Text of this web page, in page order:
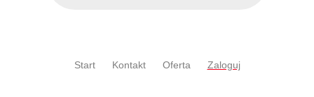
Start Kontakt Oferta Zaloguj